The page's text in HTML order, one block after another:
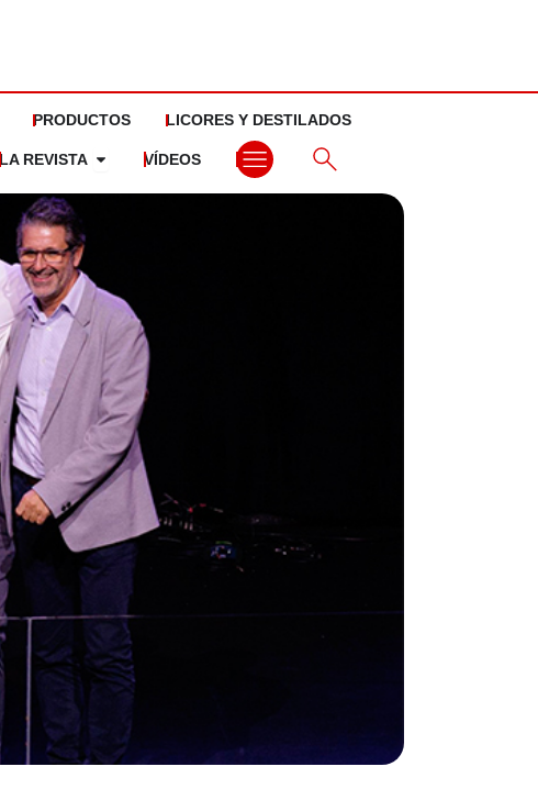
PRODUCTOS LICORES Y DESTILADOS
LA REVISTA Abrir La revista
VÍDEOS